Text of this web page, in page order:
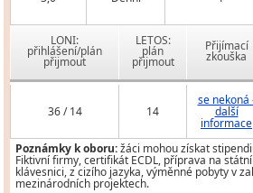
LONI:
přihlášení/plán
přijmout
LETOS:
plán
přijmout
Přijímací
zkouška
36 / 14 14
se nekoná
další
informace
Poznámky k oboru:žáci mohou získat
Fiktivní firmy, certifikát ECDL, příprava na
klávesnici, z cizího jazyka, výměnné pobyty v
mezinárodních projektech.